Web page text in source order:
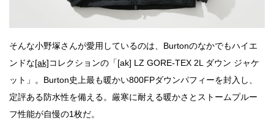
そんな小野塚さんが愛用しているのは、Burtonのなかでもハイエ
ンドな[ak]コレクションの「[ak] LZ GORE-TEX 2L ダウン ジャケ
ット」。Burton史上最も暖かい800FPダウンパフィーを封入し、
定評ある防水性を備える。厳寒に耐える暖かさとストームプルー
フ性能が自慢の1枚だ。